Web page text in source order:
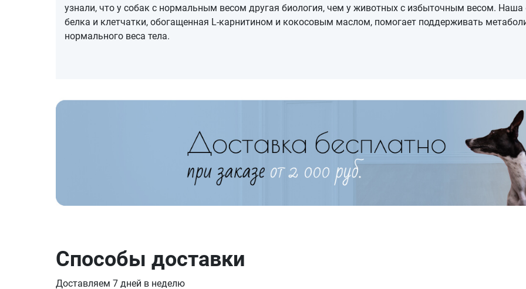
узнали, что у собак с нормальным весом другая биология, чем у животных с избыточным весом.
белка и клетчатки, обогащенная L-карнитином и кокосовым маслом, помогает поддерживать
нормального веса тела.
Способы доставки
Доставляем 7 дней в неделю